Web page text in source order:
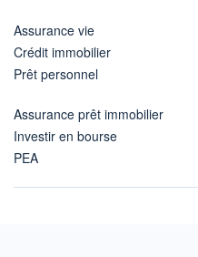
Assurance vie
Crédit immobilier
Prêt personnel
Assurance prêt immobilier
Investir en bourse
PEA